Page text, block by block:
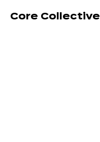
Core Collective